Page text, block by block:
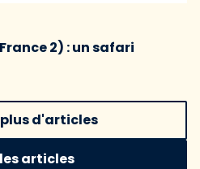
2) : un safari
d'articles
articles